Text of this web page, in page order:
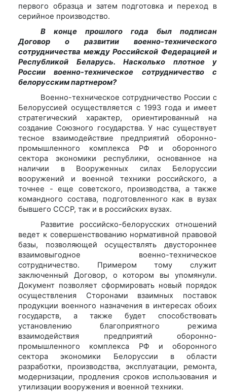
первого образца и затем подготовка и переход в
серийное производство.
В конце прошлого года был подписан
Договор о развитии военно-технического
сотрудничества между Российской Федерацией и
Республикой Беларусь. Насколько плотное у
России военно-техническое сотрудничество с
белорусским партнером?
Военно-техническое сотрудничество России с
Белоруссией осуществляется с 1993 года и имеет
стратегический характер, ориентированный на
создание Союзного государства. У нас существует
тесное взаимодействие предприятий оборонно-
промышленного комплекса РФ и оборонного
сектора экономики республики, основанное на
наличии в Вооруженных силах Белоруссии
вооружений и военной техники российского, а
точнее - еще советского, производства, а также
командного состава, подготовленного как в вузах
бывшего СССР, так и в российских вузах.
Развитие российско-белорусских отношений
ведет к совершенствованию нормативной правовой
базы, позволяющей осуществлять двустороннее
взаимовыгодное военно-техническое
сотрудничество. Примером тому служит
заключенный Договор, о котором вы упомянули.
Документ позволяет сформировать новый порядок
осуществления Сторонами взаимных поставок
продукции военного назначения в интересах обоих
государств, а также будет способствовать
установлению благоприятного режима
взаимодействия предприятий оборонно-
промышленного комплекса РФ и оборонного
сектора экономики Белоруссии в области
разработки, производства, эксплуатации, ремонта,
модернизации, продления сроков использования и
утилизации вооружения и военной техники.